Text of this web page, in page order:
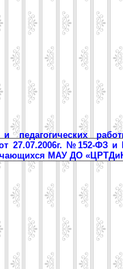
педагогических
27.07.2006г. №152-ФЗ
МАУ ДО